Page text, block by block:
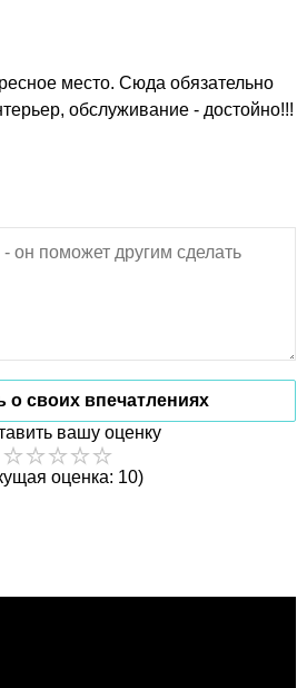
место. Сюда обязательно
обслуживание - достойно!!!
о своих впечатлениях
вашу оценку
оценка: 10)